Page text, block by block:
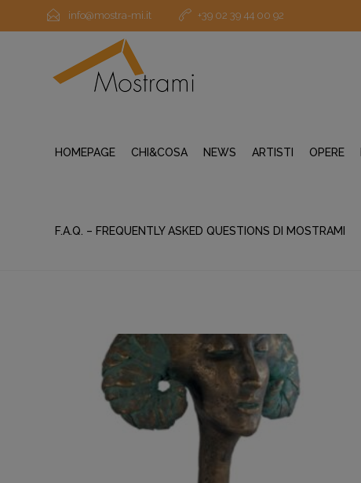
info@mostra-mi.it +39 02 39 44 00 92
HOMEPAGE CHI&COSA NEWS ARTISTI OPERE
F.A.Q. – FREQUENTLY ASKED QUESTIONS DI MOSTRAMI